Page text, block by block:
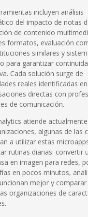
incluyen análisis
del impacto de notas
de contenido
formatos, evaluación
similares y
para garantizar
Cada solución surge de
reales identificadas en
directas con
de comunicación.
atiende
algunas de las
a utilizar estas
rutinas diarias: convertir
en imagen para redes,
en pocos minutos,
mejor y
organizaciones de